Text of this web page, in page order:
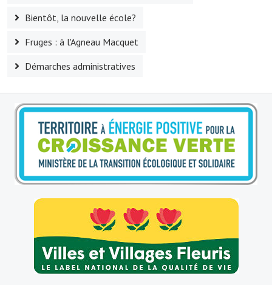
Le calendrier annuel
Liste et coordonnées des associations
TOURISME, PATRIMOINE
Fressin, ville d'histoire
L'église
Les panneaux du patrimoine
Le château
Bientôt, la nouvelle école?
Fruges : à l'Agneau Macquet
Démarches administratives